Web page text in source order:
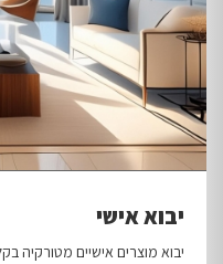
יבוא אישי
יבוא מוצרים אישיים מטורקיה